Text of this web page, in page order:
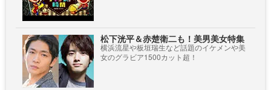
松下洸平＆赤楚衛二も！美男美女特集
横浜流星や板垣瑞生など話題のイケメンや美
女のグラビア1500カット超！